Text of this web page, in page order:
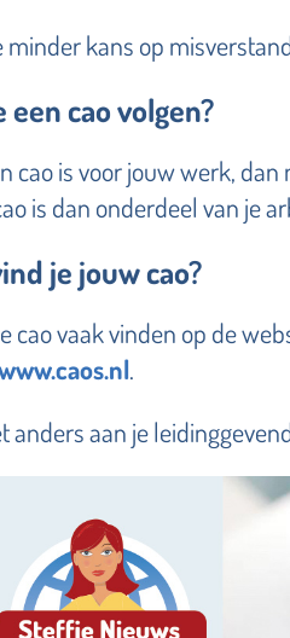
minder kans op
een cao volgen?
cao is voor jouw werk,
is dan onderdeel van je
je jouw cao?
cao vaak vinden op de
.
anders aan je